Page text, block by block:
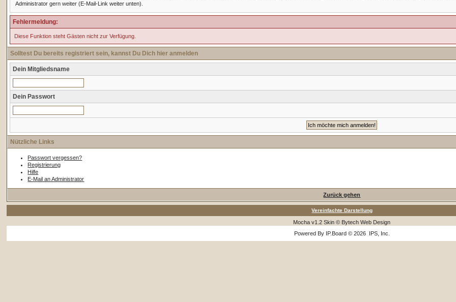
Administrator gern weiter (E-Mail-Link weiter unten).
Fehlermeldung:
Diese Funktion steht Gästen nicht zur Verfügung.
Solltest Du bereits registriert sein, kannst Du Dich hier anmelden
Dein Mitgliedsname
Dein Passwort
Nützliche Links
Passwort vergessen?
Registrierung
Hilfe
E-Mail an Administrator
Zurück gehen
Vereinfachte Darstellung
Mocha v1.2 Skin © Bytech Web Design
Powered By IP.Board© 2026 IPS, Inc